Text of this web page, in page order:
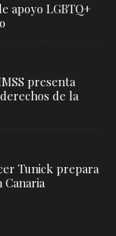
apoyo LGBTQ+
presenta
de la
Tunick prepara
Canaria